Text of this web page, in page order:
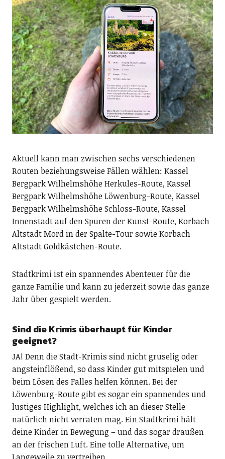
Aktuell kann man zwischen sechs verschiedenen
Routen beziehungsweise Fällen wählen: Kassel
Bergpark Wilhelmshöhe Herkules-Route, Kassel
Bergpark Wilhelmshöhe Löwenburg-Route, Kassel
Bergpark Wilhelmshöhe Schloss-Route, Kassel
Innenstadt auf den Spuren der Kunst-Route, Korbach
Altstadt Mord in der Spalte-Tour sowie Korbach
Altstadt Goldkästchen-Route.
Stadtkrimi ist ein spannendes Abenteuer für die
ganze Familie und kann zu jederzeit sowie das ganze
Jahr über gespielt werden.
Sind die Krimis überhaupt für Kinder
geeignet?
JA! Denn die Stadt-Krimis sind nicht gruselig oder
angsteinflößend, so dass Kinder gut mitspielen und
beim Lösen des Falles helfen können. Bei der
Löwenburg-Route gibt es sogar ein spannendes und
lustiges Highlight, welches ich an dieser Stelle
natürlich nicht verraten mag. Ein Stadtkrimi hält
deine Kinder in Bewegung – und das sogar draußen
an der frischen Luft. Eine tolle Alternative, um